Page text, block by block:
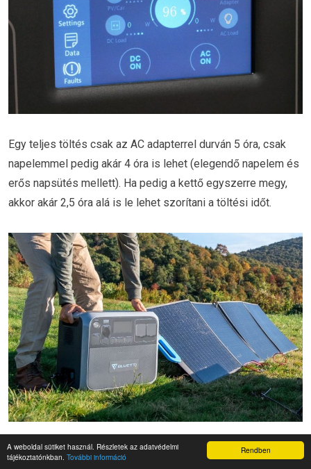
Rendben
A weboldal sütiket használ. Részletek az adatvédelmi
tájékoztatónkban. További információ
Egy teljes töltés csak az AC adapterrel durván 5 óra, csak
napelemmel pedig akár 4 óra is lehet (elegendő napelem és
erős napsütés mellett). Ha pedig a kettő egyszerre megy,
akkor akár 2,5 óra alá is le lehet szorítani a töltési időt.
A töltési teljesítményt is látjuk a kijelzőn, külön a két portra